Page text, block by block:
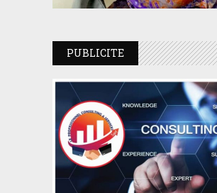
PUBLICITE